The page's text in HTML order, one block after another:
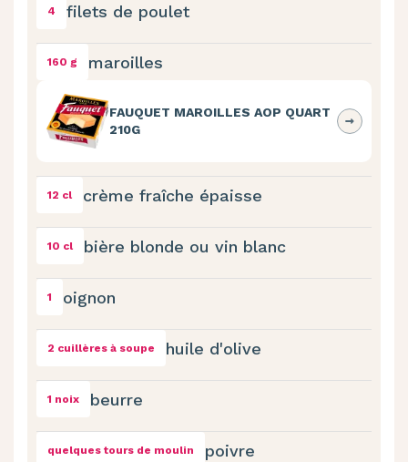
4 filets de poulet
160 g maroilles
FAUQUET MAROILLES AOP QUART
210G
12 cl crème fraîche épaisse
10 cl bière blonde ou vin blanc
1 oignon
2 cuillères à soupe huile d'olive
1 noix beurre
quelques tours de moulin poivre